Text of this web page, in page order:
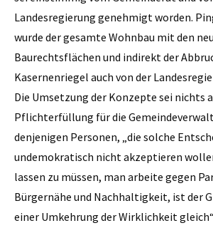
Landesregierung genehmigt worden.
wurde der gesamte Wohnbau mit den
Baurechtsflächen und indirekt der
Kasernenriegel auch von der
Die Umsetzung der Konzepte sei nichts
Pflichterfüllung für die
denjenigen Personen, „die solche
undemokratisch nicht akzeptieren
lassen zu müssen, man arbeite gegen
Bürgernähe und Nachhaltigkeit, ist der
einer Umkehrung der Wirklichkeit